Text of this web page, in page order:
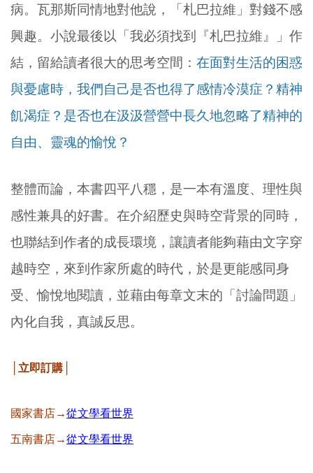
病。瓦那斯同情地對他說，「札巴拉維」對錢不感
興趣。小說最後以「我必須找到『札巴拉維』」作
結，留給讀者很大的思考空間： 在面對生活的困惑
與憂慮時，我們自己是否也得了感情冷漠症？精神
飢渴症？是否也在汲汲營營中長久地忽略了精神的
自由、靈魂的愉悅？
整體而論，本書四平八穩，是一本有溫度、理性與
感性兼具的好書。在介紹歷史與時空背景的同時，
也聯結到作者的成長環境，讓讀者能夠藉由文字穿
越時空，來到作家所處的時代，於是更能感同身
受、愉悅地閱讀，並藉由每章文末的「討論問題」
內化自我，真誠反思。
│立即訂購│
國家書店→從文學看世界
五南書店→從文學看世界